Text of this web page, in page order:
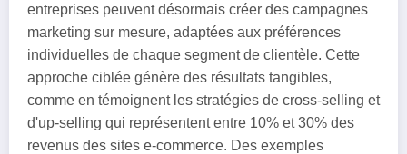
entreprises peuvent désormais créer des campagnes
marketing sur mesure, adaptées aux préférences
individuelles de chaque segment de clientèle. Cette
approche ciblée génère des résultats tangibles,
comme en témoignent les stratégies de cross-selling et
d'up-selling qui représentent entre 10% et 30% des
revenus des sites e-commerce. Des exemples